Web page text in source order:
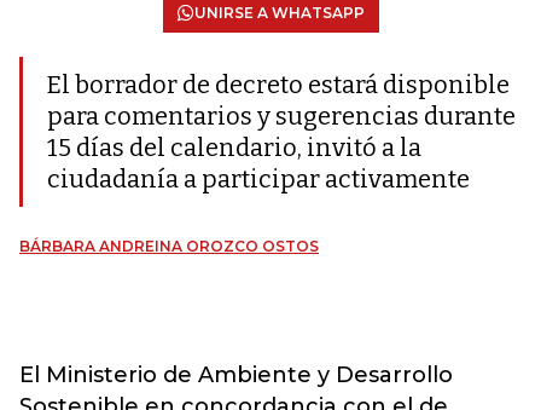
UNIRSE A WHATSAPP
El borrador de decreto estará disponible
para comentarios y sugerencias durante
15 días del calendario, invitó a la
ciudadanía a participar activamente
BÁRBARA ANDREINA OROZCO OSTOS
El Ministerio de Ambiente y Desarrollo